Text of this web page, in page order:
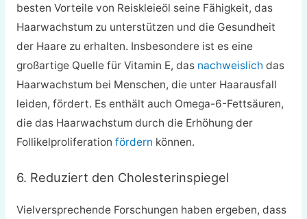
besten Vorteile von Reiskleieöl seine Fähigkeit, das
Haarwachstum zu unterstützen und die Gesundheit
der Haare zu erhalten. Insbesondere ist es eine
großartige Quelle für Vitamin E, das nachweislich das
Haarwachstum bei Menschen, die unter Haarausfall
leiden, fördert. Es enthält auch Omega-6-Fettsäuren,
die das Haarwachstum durch die Erhöhung der
Follikelproliferation fördern können.
6. Reduziert den Cholesterinspiegel
Vielversprechende Forschungen haben ergeben, dass